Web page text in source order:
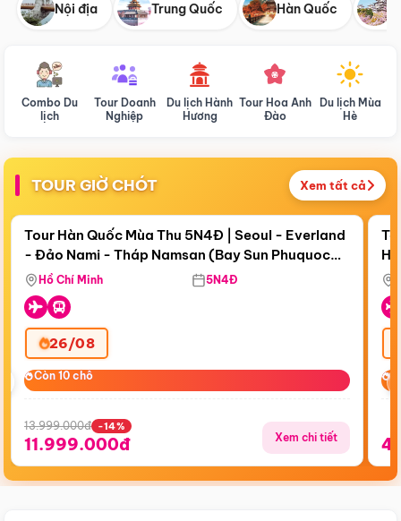
Nội địa Trung Quốc Hàn Quốc
Combo Du
lịch
Tour Doanh
Nghiệp
Du lịch Hành
Hương
Tour Hoa Anh
Đào
Du lịch Mùa
Hè
TOUR GIỜ CHÓT Xem tất cả
Còn19 ngày 05:04:14
Điểm nổi bật
Tour Hàn Quốc Mùa Thu 5N4Đ | Seoul - Everland
- Đảo Nami - Tháp Namsan (Bay Sun Phuquoc
Airways)
Hồ Chí Minh 5N4Đ
26/08
Còn 10 chỗ
Còn 10 chỗ
13.999.000đ -14%
11.999.000đ Xem chi tiết